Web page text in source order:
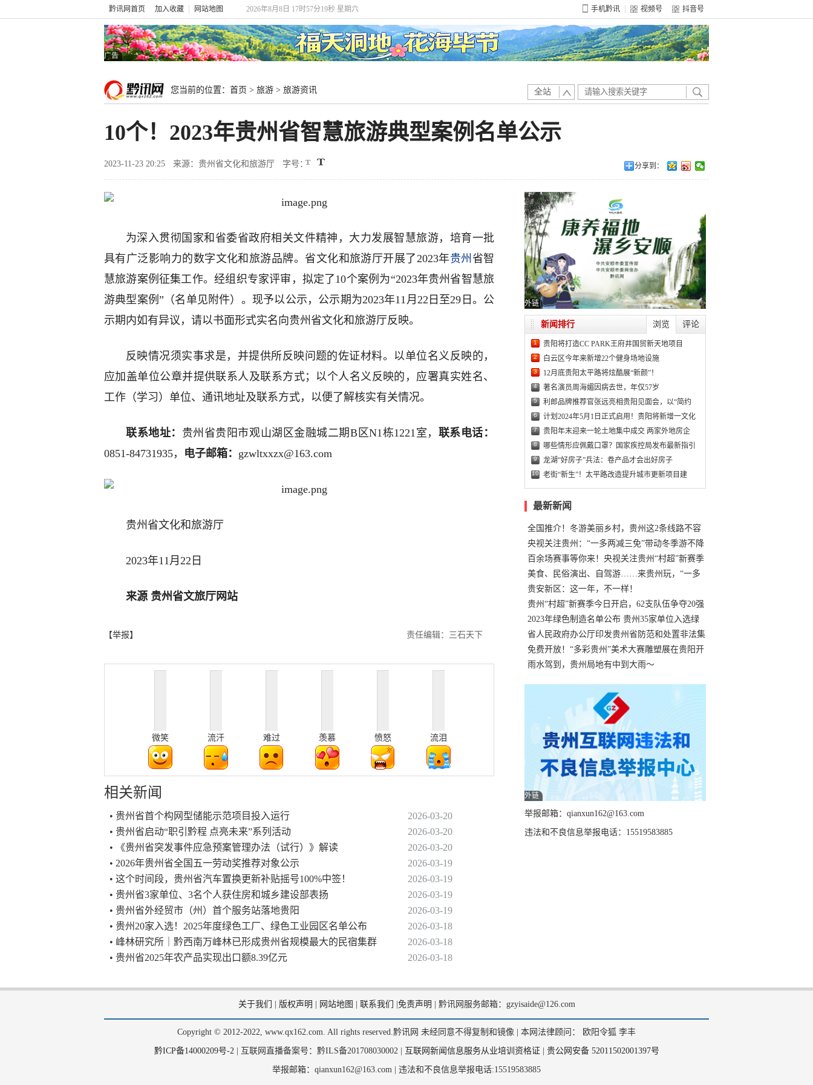
黔讯网首页 加入收藏 网站地图 2026年8月8日 17时57分20秒 星期六 手机黔讯 视频号 抖音号
广告
您当前的位置： 首页 > 旅游 > 旅游资讯 全站
10个！2023年贵州省智慧旅游典型案例名单公示
2023-11-23 20:25 来源：贵州省文化和旅游厅 字号： 分享到：
为深入贯彻国家和省委省政府相关文件精神，大力发展智慧旅游，培育一批
具有广泛影响力的数字文化和旅游品牌。省文化和旅游厅开展了2023年贵州 省智
慧旅游案例征集工作。经组织专家评审，拟定了10个案例为“2023年贵州省智慧旅
游典型案例”（名单见附件）。现予以公示，公示期为2023年11月22日至29日。公
示期内如有异议，请以书面形式实名向贵州省文化和旅游厅反映。
反映情况须实事求是，并提供所反映问题的佐证材料。以单位名义反映的，
应加盖单位公章并提供联系人及联系方式；以个人名义反映的，应署真实姓名、
工作（学习）单位、通讯地址及联系方式，以便了解核实有关情况。
联系地址： 贵州省贵阳市观山湖区金融城二期B区N1栋1221室， 联系电话：
0851-84731935， 电子邮箱： gzwltxxzx@163.com
贵州省文化和旅游厅
2023年11月22日
来源 贵州省文旅厅网站
【举报】 责任编辑：三石天下
微笑 流汗 难过 羡慕 愤怒 流泪
相关新闻
• 贵州省首个构网型储能示范项目投入运行
2026-03-20
• 贵州省启动“职引黔程 点亮未来”系列活动
2026-03-20
• 《贵州省突发事件应急预案管理办法（试行）》解读
2026-03-20
• 2026年贵州省全国五一劳动奖推荐对象公示
2026-03-19
• 这个时间段，贵州省汽车置换更新补贴摇号100%中签！
2026-03-19
• 贵州省3家单位、3名个人获住房和城乡建设部表扬
2026-03-19
• 贵州省外经贸市（州）首个服务站落地贵阳
2026-03-19
• 贵州20家入选！2025年度绿色工厂、绿色工业园区名单公布
2026-03-18
• 峰林研究所｜黔西南万峰林已形成贵州省规模最大的民宿集群
2026-03-18
• 贵州省2025年农产品实现出口额8.39亿元
2026-03-18
外链
浏览 评论
新闻排行
1 贵阳将打造CC PARK王府井国贸新天地项目
2 白云区今年来新增22个健身场地设施
3 12月底贵阳太平路将炫酷展“新颜”！
4 著名演员周海媚因病去世，年仅57岁
5 利郎品牌推荐官张远亮相贵阳见面会，以“简约
6 计划2024年5月1日正式启用！贵阳将新增一文化
7 贵阳年末迎来一轮土地集中成交 两家外地房企
8 哪些情形应佩戴口罩？国家疾控局发布最新指引
9 龙湖“好房子”兵法：卷产品才会出好房子
10 老街“新生”！太平路改造提升城市更新项目建
最新新闻
全国推介！冬游美丽乡村，贵州这2条线路不容
错过
央视关注贵州：“一多两减三免”带动冬季游不降
温
百余场赛事等你来！央视关注贵州“村超”新赛季
正式“打响”
美食、民俗演出、自驾游……来贵州玩，“一多
两减三免”！
贵安新区：这一年，不一样！
贵州“村超”新赛季今日开启，62支队伍争夺20强
名额
2023年绿色制造名单公布 贵州35家单位入选绿
色工厂
省人民政府办公厅印发贵州省防范和处置非法集
资工作实施细则
免费开放！“多彩贵州”美术大赛雕塑展在贵阳开
展，持续至1月19日
雨水驾到，贵州局地有中到大雨～
外链
举报邮箱：qianxun162@163.com
违法和不良信息举报电话：15519583885
关于我们 版权声明 网站地图 联系我们 免责声明 黔讯网服务邮箱：gzyisaide@126.com
Copyright © 2012-2022, www.qx162.com. All rights reserved.黔讯网 未经同意不得复制和镜像 | 本网法律顾问： 欧阳令狐 李丰
黔ICP备14000209号-2| 互联网直播备案号：黔ILS备201708030002 | 互联网新闻信息服务从业培训资格证 贵公网安备 52011502001397号
举报邮箱：qianxun162@163.com | 违法和不良信息举报电话:15519583885